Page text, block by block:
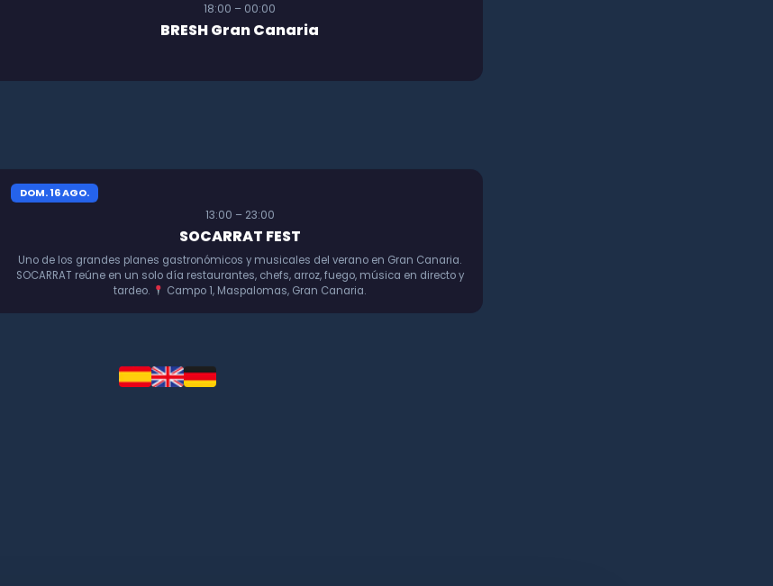
18:00 – 00:00
BRESH Gran Canaria
DOM. 16 AGO.
13:00 – 23:00
SOCARRAT FEST
Uno de los grandes planes gastronómicos y musicales del verano en Gran Canaria.
SOCARRAT reúne en un solo día restaurantes, chefs, arroz, fuego, música en directo y
tardeo.
Campo 1, Maspalomas, Gran Canaria.